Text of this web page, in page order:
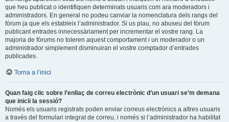
que heu publicat o identifiquen determinats usuaris com ara moderadors i
administradors. En general no podeu canviar la nomenclatura dels rangs del
fòrum ja que els estableix l’administrador. Si us plau, no abuseu del fòrum
publicant entrades innecessàriament per incrementar el vostre rang. La
majoria de fòrums no toleren aquest comportament i un moderador o un
administrador simplement disminuiran el vostre comptador d’entrades
publicades.
Torna a l’inici
Quan faig clic sobre l’enllaç de correu electrònic d’un usuari se’m demana
que iniciï la sessió?
Només els usuaris registrats poden enviar correus electrònics a altres usuaris
a través del formulari integrat de correu, i només si l’administrador ha habilitat